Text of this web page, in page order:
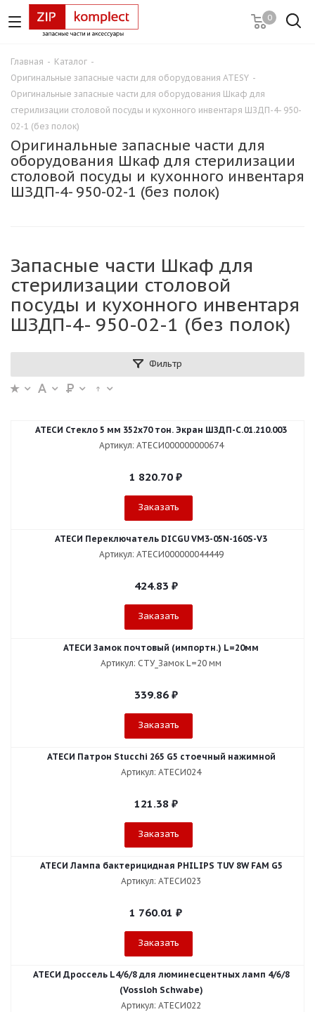
0
Главная - Каталог -
Оригинальные запасные части для оборудования ATESY -
Оригинальные запасные части для оборудования Шкаф для
стерилизации столовой посуды и кухонного инвентаря ШЗДП-4- 950-
02-1 (без полок)
Оригинальные запасные части для
оборудования Шкаф для стерилизации
столовой посуды и кухонного инвентаря
ШЗДП-4- 950-02-1 (без полок)
Запасные части Шкаф для
стерилизации столовой
посуды и кухонного инвентаря
ШЗДП-4- 950-02-1 (без полок)
Фильтр
АТЕСИ Стекло 5 мм 352х70 тон. Экран ШЗДП-С.01.210.003
Артикул: АТЕСИ000000000674
1 820.70 ₽
Заказать
АТЕСИ Переключатель DICGU VM3-05N-160S-V3
Артикул: АТЕСИ000000044449
424.83 ₽
Заказать
АТЕСИ Замок почтовый (импортн.) L=20мм
Артикул: СТУ_Замок L=20 мм
339.86₽
Заказать
АТЕСИ Патрон Stucchi 265 G5 стоечный нажимной
Артикул: АТЕСИ024
121.38₽
Заказать
АТЕСИ Лампа бактерицидная PHILIPS TUV 8W FAM G5
Артикул: АТЕСИ023
1 760.01 ₽
Заказать
АТЕСИ Дроссель L4/6/8 для люминесцентных ламп 4/6/8
(Vossloh Schwabe)
Артикул: АТЕСИ022